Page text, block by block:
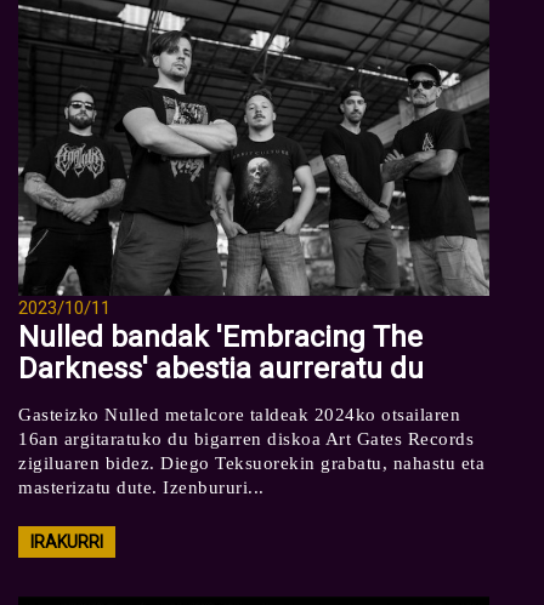
2023/10/11
Nulled bandak 'Embracing The
Darkness' abestia aurreratu du
Gasteizko Nulled metalcore taldeak 2024ko otsailaren
16an argitaratuko du bigarren diskoa Art Gates Records
zigiluaren bidez. Diego Teksuorekin grabatu, nahastu eta
masterizatu dute. Izenbururi...
IRAKURRI